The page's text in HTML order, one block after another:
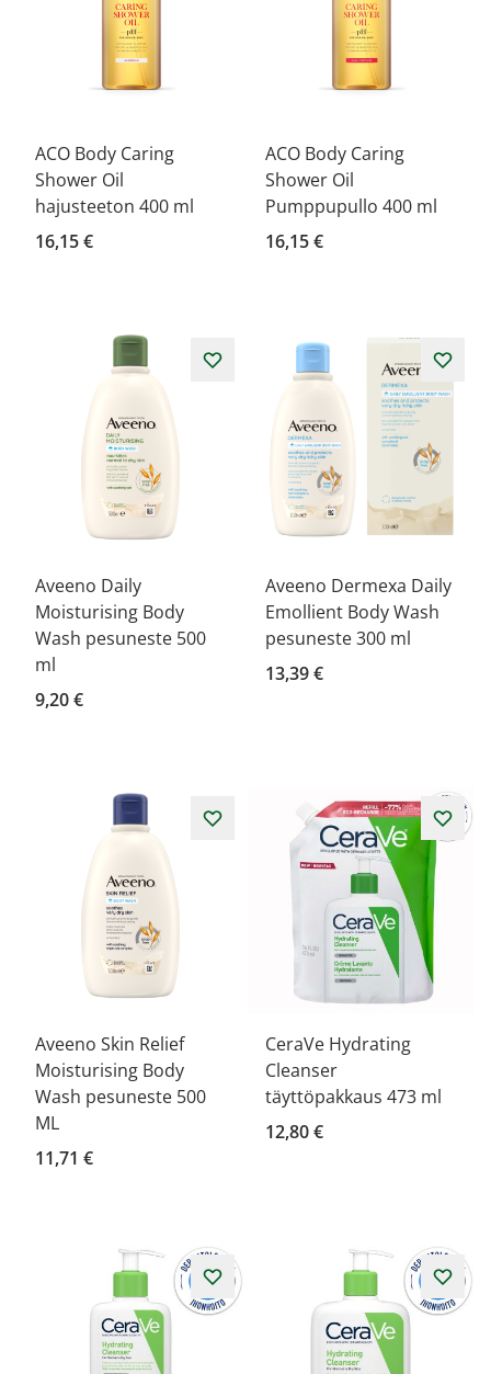
ACO Body Caring
Shower Oil
hajusteeton 400 ml
16,15 €
ACO Body Caring
Shower Oil
Pumppupullo 400 ml
16,15 €
Aveeno Daily
Moisturising Body
Wash pesuneste 500
ml
9,20 €
Aveeno Dermexa Daily
Emollient Body Wash
pesuneste 300 ml
13,39 €
Aveeno Skin Relief
Moisturising Body
Wash pesuneste 500
ML
11,71 €
CeraVe Hydrating
Cleanser
täyttöpakkaus 473 ml
12,80 €